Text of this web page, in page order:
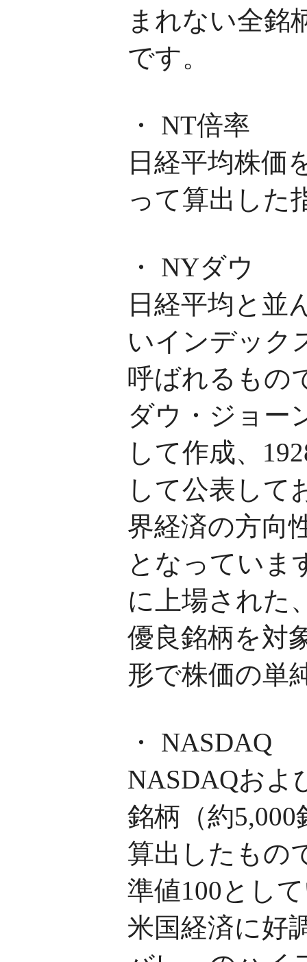
まれない全銘
です。
・ NT倍率
日経平均株価
って算出した
・ NYダウ
日経平均と並
いインデック
呼ばれるもの
ダウ・ジョー
して作成、
して公表して
界経済の方向
となっていま
に上場された
優良銘柄を対
形で株価の単
・ NASDAQ
NASDAQおよ
銘柄（約
算出したもの
準値100とし
米国経済に好